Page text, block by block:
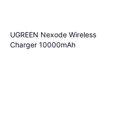
UGREEN Nexode Wireless
Charger 10000mAh